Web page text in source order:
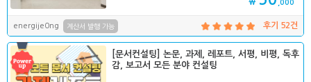
₩ ,000
energije0ng 계산서 발행 가능 후기 52건
[문서컨설팅] 논문, 과제, 레포트, 서평, 비평, 독후
감, 보고서 모든 분야 컨설팅